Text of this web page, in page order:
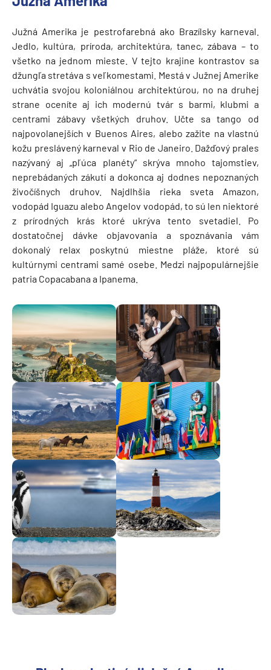
Južná Amerika je pestrofarebná ako Brazílsky karneval.
Jedlo, kultúra, príroda, architektúra, tanec, zábava – to
všetko na jednom mieste. V tejto krajine kontrastov sa
džungľa stretáva s veľkomestami. Mestá v Južnej Amerike
uchvátia svojou koloniálnou architektúrou, no na druhej
strane oceníte aj ich modernú tvár s barmi, klubmi a
centrami zábavy všetkých druhov. Učte sa tango od
najpovolanejších v Buenos Aires, alebo zažite na vlastnú
kožu preslávený karneval v Rio de Janeiro. Dažďový prales
nazývaný aj „pľúca planéty“ skrýva mnoho tajomstiev,
neprebádaných zákutí a dokonca aj dodnes nepoznaných
živočíšnych druhov. Najdlhšia rieka sveta Amazon,
vodopád Iguazu alebo Angelov vodopád, to sú len niektoré
z prírodných krás ktoré ukrýva tento svetadiel. Po
dostatočnej dávke objavovania a spoznávania vám
dokonalý relax poskytnú miestne pláže, ktoré sú
kultúrnymi centrami samé osebe. Medzi najpopulárnejšie
patria Copacabana a Ipanema.